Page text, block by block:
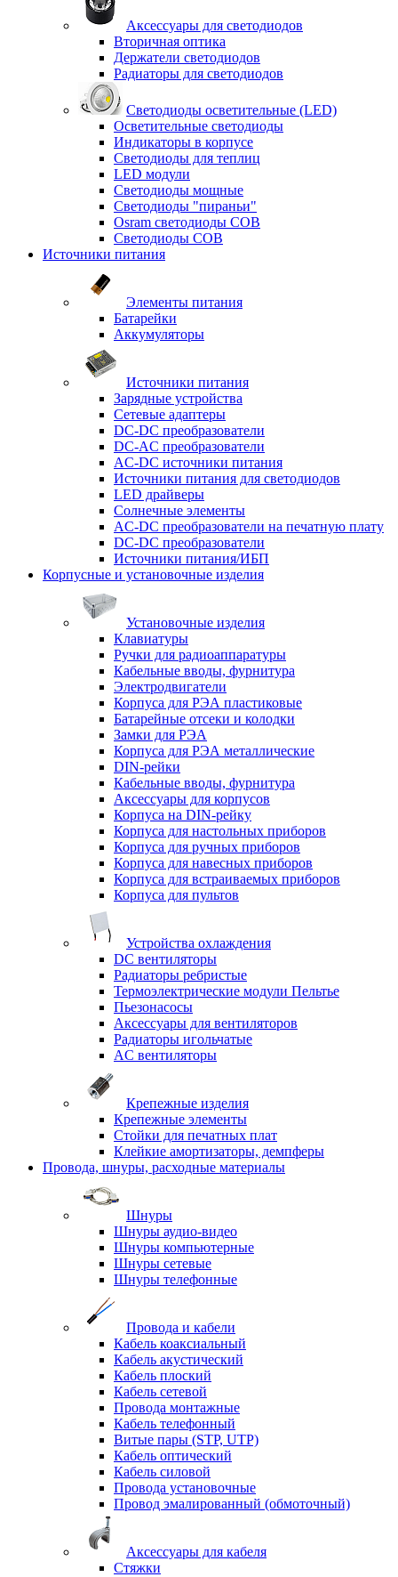
Аксессуары для светодиодов
Вторичная оптика
Держатели светодиодов
Радиаторы для светодиодов
Светодиоды осветительные (LED)
Осветительные светодиоды
Индикаторы в корпусе
Светодиоды для теплиц
LED модули
Светодиоды мощные
Светодиоды "пираньи"
Osram светодиоды COB
Светодиоды COB
Источники питания
Элементы питания
Батарейки
Аккумуляторы
Источники питания
Зарядные устройства
Сетевые адаптеры
DC-DC преобразователи
DC-AC преобразователи
AC-DC источники питания
Источники питания для светодиодов
LED драйверы
Солнечные элементы
AC-DC преобразователи на печатную плату
DC-DC преобразователи
Источники питания/ИБП
Корпусные и установочные изделия
Установочные изделия
Клавиатуры
Ручки для радиоаппаратуры
Кабельные вводы, фурнитура
Электродвигатели
Корпуса для РЭА пластиковые
Батарейные отсеки и колодки
Замки для РЭА
Корпуса для РЭА металлические
DIN-рейки
Кабельные вводы, фурнитура
Аксессуары для корпусов
Корпуса на DIN-рейку
Корпуса для настольных приборов
Корпуса для ручных приборов
Корпуса для навесных приборов
Корпуса для встраиваемых приборов
Корпуса для пультов
Устройства охлаждения
DC вентиляторы
Радиаторы ребристые
Термоэлектрические модули Пельтье
Пьезонасосы
Аксессуары для вентиляторов
Радиаторы игольчатые
AC вентиляторы
Крепежные изделия
Крепежные элементы
Стойки для печатных плат
Клейкие амортизаторы, демпферы
Провода, шнуры, расходные материалы
Шнуры
Шнуры аудио-видео
Шнуры компьютерные
Шнуры сетевые
Шнуры телефонные
Провода и кабели
Кабель коаксиальный
Кабель акустический
Кабель плоский
Кабель сетевой
Провода монтажные
Кабель телефонный
Витые пары (STP, UTP)
Кабель оптический
Кабель силовой
Провода установочные
Провод эмалированный (обмоточный)
Аксессуары для кабеля
Стяжки